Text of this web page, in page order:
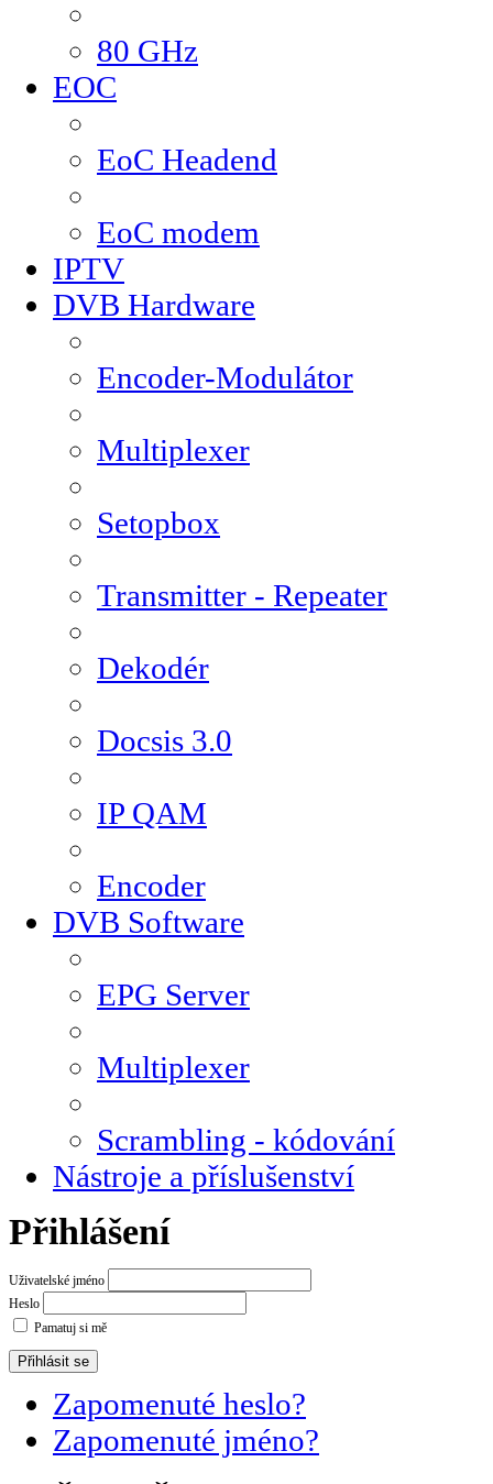
80 GHz
EOC
EoC Headend
EoC modem
IPTV
DVB Hardware
Encoder-Modulátor
Multiplexer
Setopbox
Transmitter - Repeater
Dekodér
Docsis 3.0
IP QAM
Encoder
DVB Software
EPG Server
Multiplexer
Scrambling - kódování
Nástroje a příslušenství
Přihlášení
Uživatelské jméno
Heslo
Pamatuj si mě
Zapomenuté heslo?
Zapomenuté jméno?